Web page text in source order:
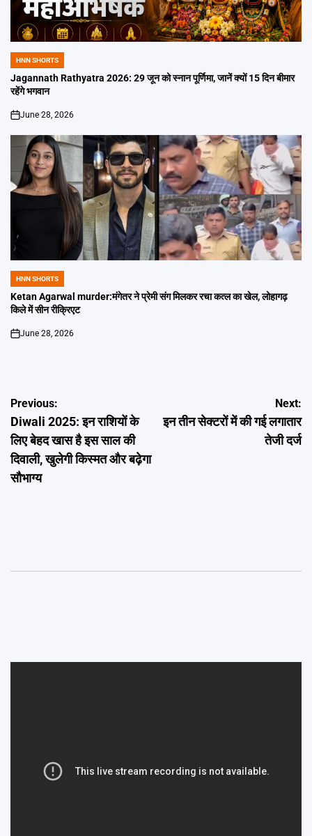
POSTED
IN
HNN SHORTS
Jagannath Rathyatra 2026: 29 जून को स्नान पूर्णिमा, जानें क्यों 15 दिन बीमार
रहेंगे भगवान
on
June 28, 2026
POSTED
IN
HNN SHORTS
Ketan Agarwal murder:मंगेतर ने प्रेमी संग मिलकर रचा कत्ल का खेल, लोहागढ़
किले में सीन रीक्रिएट
on
June 28, 2026
Post
navigation
Previous:
Diwali 2025: इन राशियों के
लिए बेहद खास है इस साल की
दिवाली, खुलेगी किस्मत और बढ़ेगा
सौभाग्य
Next:
इन तीन सेक्टरों में की गई लगातार
तेजी दर्ज